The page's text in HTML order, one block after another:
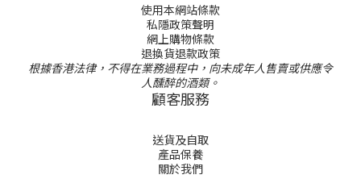
使用本網站條款
私隱政策聲明
網上購物條款
退換貨退款政策
根據香港法律，不得在業務過程中，向未成年人售賣或供應令
人醺醉的酒類。
顧客服務
送貨及自取
產品保養
關於我們